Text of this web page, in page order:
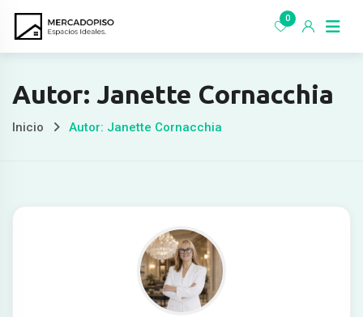
0
Autor: Janette Cornacchia
Inicio Autor: Janette Cornacchia